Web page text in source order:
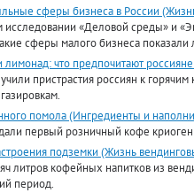
сферы бизнеса в России
исследовании «Деловой среды» и
сферы малого бизнеса
лимонад: что предпочитают
пристрастия россиян к
помола (Ингредиенты и
первый розничный кофе
подземки (Жизнь
литров кофейных напитков из
период.